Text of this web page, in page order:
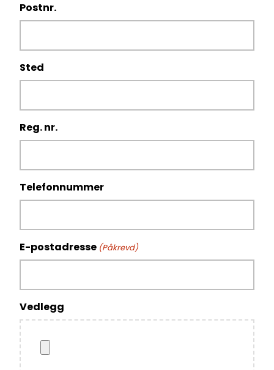
Postnr.
Sted
Reg. nr.
Telefonnummer
E-postadresse (Påkrevd)
Vedlegg